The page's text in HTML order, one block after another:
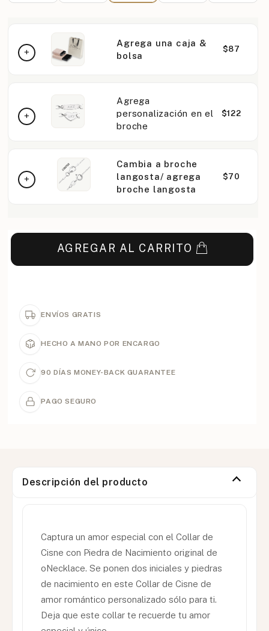
Agrega una caja &
bolsa
$87
Agrega
personalización en el
broche
$122
Cambia a broche
langosta/ agrega
broche langosta
$70
AGREGAR AL CARRITO
ENVÍOS GRATIS
HECHO A MANO POR ENCARGO
90 DÍAS MONEY-BACK GUARANTEE
PAGO SEGURO
Descripción del producto
Captura un amor especial con el Collar de
Cisne con Piedra de Nacimiento original de
oNecklace. Se ponen dos iniciales y piedras
de nacimiento en este Collar de Cisne de
amor romántico personalizado sólo para ti.
Deja que este collar te recuerde tu amor